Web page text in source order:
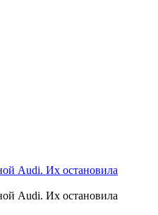
Audi. Их остановила
Audi. Их остановила